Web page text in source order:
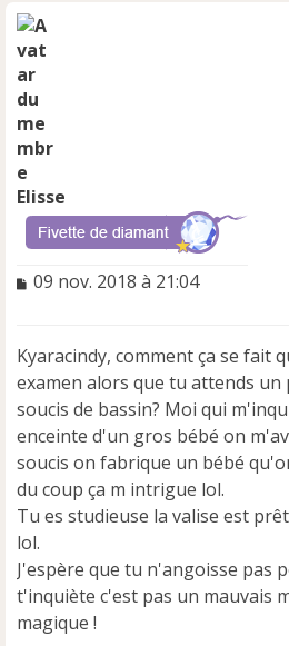
Elisse
M
a
g
e
n
o
n
l
u
09 nov. 2018 à 21:04
Kyaracindy, comment ça se fait
examen alors que tu attends un
soucis de bassin? Moi qui
enceinte d'un gros bébé on
soucis on fabrique un bébé
du coup ça m intrigue lol.
Tu es studieuse la valise est
lol.
J'espère que tu n'angoisse pas
t'inquiète c'est pas un mauvais
magique !